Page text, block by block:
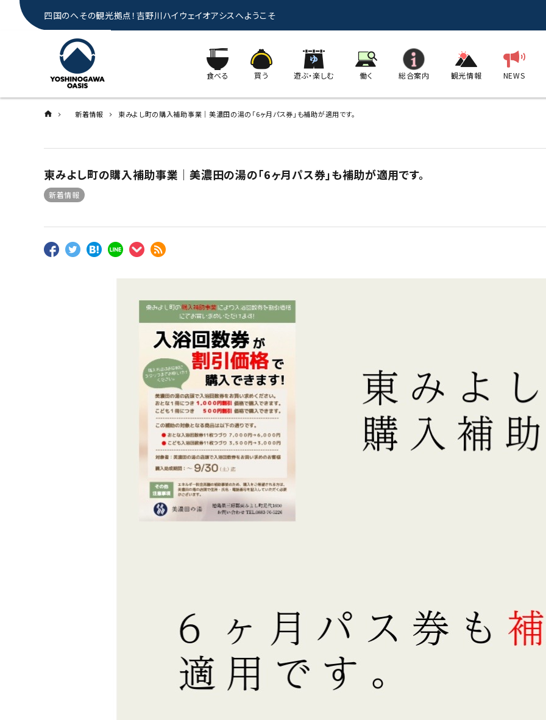
四国のへその観光拠点！吉野川ハイウェイオアシスへようこそ
食べる 買う 遊ぶ・楽しむ 働く 総合案内 観光情報 NEWS
新着情報 東みよし町の購入補助事業｜美濃田の湯の「6ヶ月パス券」も補助が適用です。
東みよし町の購入補助事業｜美濃田の湯の「6ヶ月パス券」も補助が適用です。
新着情報